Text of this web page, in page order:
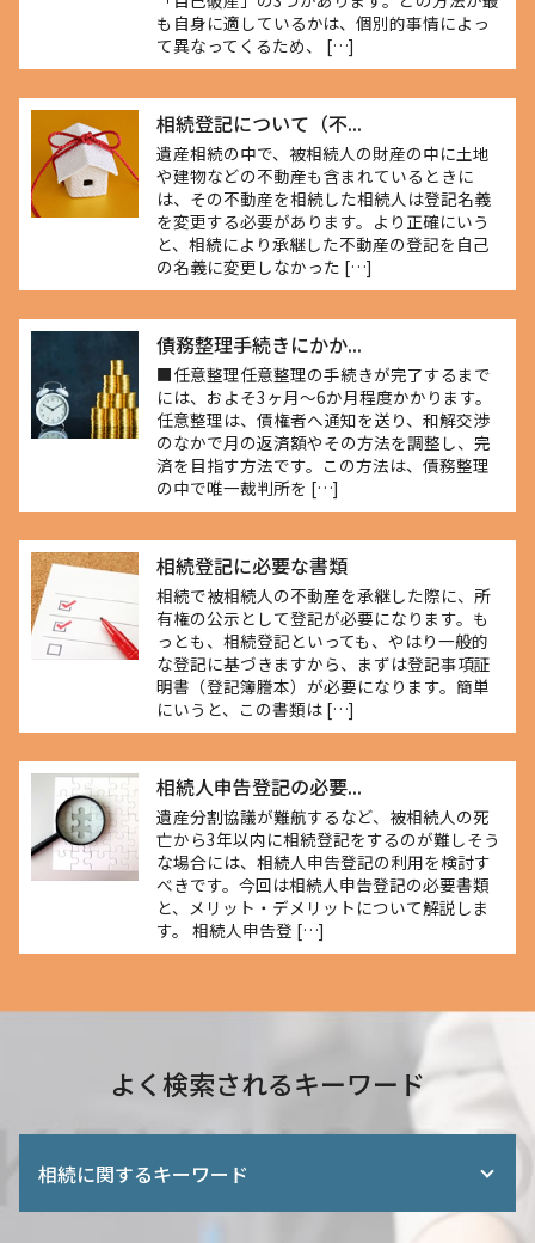
も自身に適しているかは、個別的事情によっ
て異なってくるため、 […]
相続登記について（不...
遺産相続の中で、被相続人の財産の中に土地
や建物などの不動産も含まれているときに
は、その不動産を相続した相続人は登記名義
を変更する必要があります。より正確にいう
と、相続により承継した不動産の登記を自己
の名義に変更しなかった […]
債務整理手続きにかか...
■任意整理任意整理の手続きが完了するまで
には、およそ3ヶ月～6か月程度かかります。
任意整理は、債権者へ通知を送り、和解交渉
のなかで月の返済額やその方法を調整し、完
済を目指す方法です。この方法は、債務整理
の中で唯一裁判所を […]
相続登記に必要な書類
相続で被相続人の不動産を承継した際に、所
有権の公示として登記が必要になります。も
っとも、相続登記といっても、やはり一般的
な登記に基づきますから、まずは登記事項証
明書（登記簿謄本）が必要になります。簡単
にいうと、この書類は […]
相続人申告登記の必要...
遺産分割協議が難航するなど、被相続人の死
亡から3年以内に相続登記をするのが難しそう
な場合には、相続人申告登記の利用を検討す
べきです。今回は相続人申告登記の必要書類
と、メリット・デメリットについて解説しま
す。 相続人申告登 […]
よく検索されるキーワード
相続に関するキーワード